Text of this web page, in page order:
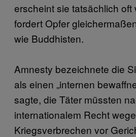
erscheint sie tatsächlich oft
fordert Opfer
wie Buddhisten.
Amnesty bezeichnete die
als einen „internen
sagte, die Täter müssten
internationalem Recht
Kriegsverbrechen vor